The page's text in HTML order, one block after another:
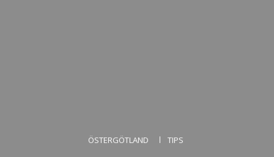
ÖSTERGÖTLAND TIPS